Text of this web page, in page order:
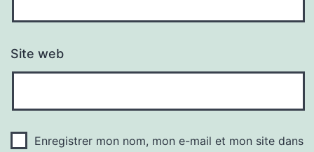
Site web
Enregistrer mon nom, mon e-mail et mon site dans